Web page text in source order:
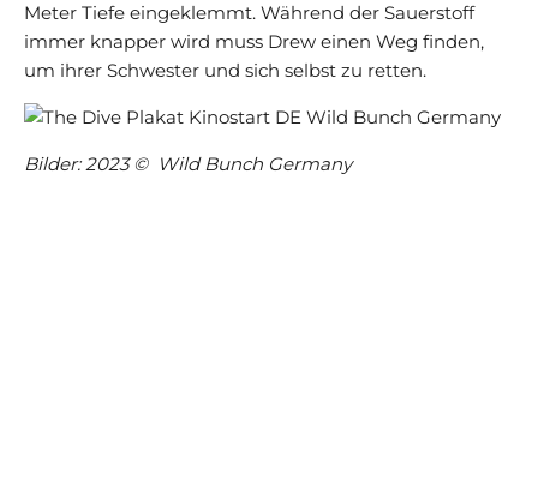
Meter Tiefe eingeklemmt. Während der Sauerstoff
immer knapper wird muss Drew einen Weg finden,
um ihrer Schwester und sich selbst zu retten.
Bilder: 2023 © Wild Bunch Germany